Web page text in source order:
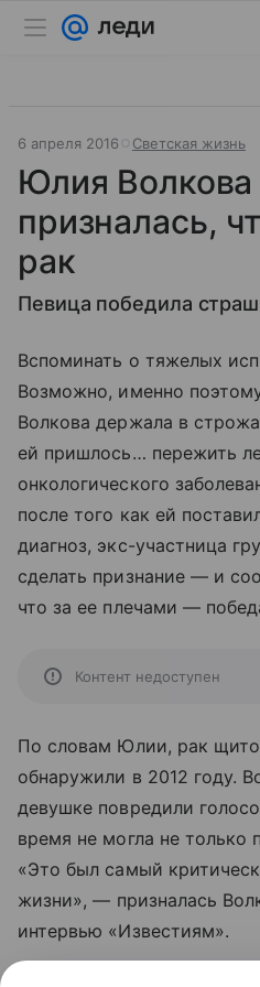
6 апреля 2016 Светская жизнь
Юлия
призналась,
рак
Певица победила
Вспоминать о тяжелых
Возможно, именно
Волкова держала в
ей пришлось… пережить
онкологического
после того как ей
диагноз, экс-участница
сделать признание —и
что за ее плечами —
Контент недоступен
По словам Юлии, рак
обнаружили в 2012 году.
девушке повредили
время не могла не только
«Это был самый
жизни»,— призналась
интервью «Известиям».